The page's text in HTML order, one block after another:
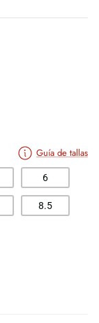
Guía de tallas
6
8.5